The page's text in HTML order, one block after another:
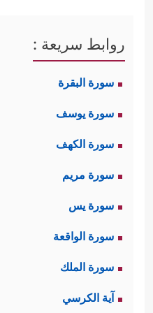
بل هي
وهدى
طريق
كَانَ فِی
لِّأُوْلِی
روابط سريعة :
سورة البقرة
سورة يوسف
سورة الكهف
سورة مريم
سورة يس
سورة الواقعة
سورة الملك
آية الكرسي